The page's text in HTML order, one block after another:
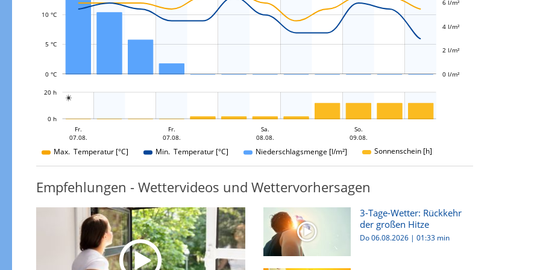
0 °C
10 °C
5 °C
0 l/m²
2 l/m²
4 l/m²
6 l/m²

0 h
20 h
09.08.
Fr.
07.08.
07.08.
08.08.
Sa.
08.08.
09.08.
09.08.
Fr.
07.08.
So.
09.08.
Max. Temperatur [°C]
Min. Temperatur [°C] Niederschlagsmenge [l/m²] Sonnenschein [h]
Empfehlungen - Wettervideos und Wettervorhersagen
3-Tage-Wetter: Rückkehr
der großen Hitze
Do 06.08.2026 |01:33 min